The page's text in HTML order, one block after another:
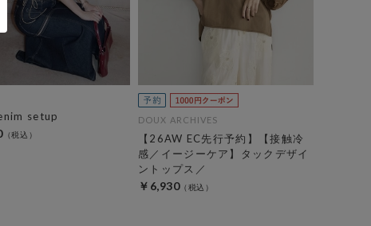
setup DOUX ARCHIVES
【26AW EC先行予約】【接触冷
感／イージーケア】タックデザイ
ントップス／
￥6,930